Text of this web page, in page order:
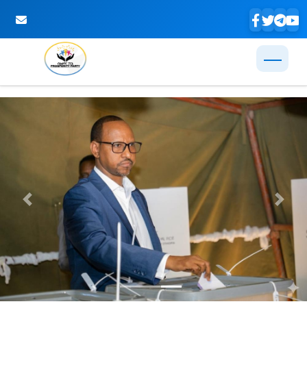
Skip to Main Content
Previous Next